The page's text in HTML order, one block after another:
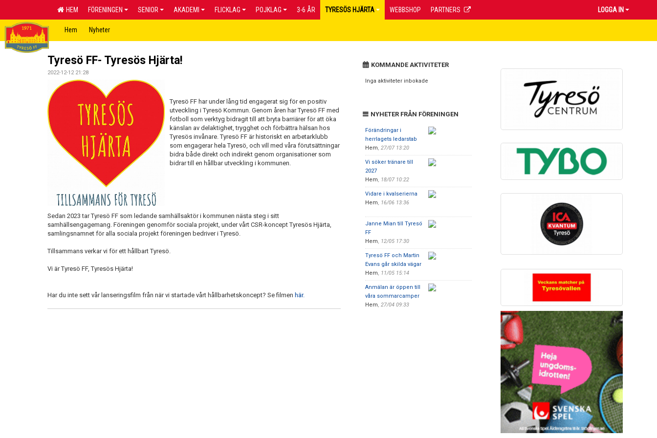
HEM FÖRENINGEN SENIOR AKADEMI FLICKLAG POJKLAG 3-6 ÅR TYRESÖS HJÄRTA WEBBSHOP PARTNERS LOGGA IN
Hem Nyheter
Tyresö FF- Tyresös Hjärta!
2022-12-12 21:28
Tyresö FF har under lång tid engagerat sig för en positiv
utveckling i Tyresö Kommun. Genom åren har Tyresö FF med
fotboll som verktyg bidragit till att bryta barriärer för att öka
känslan av delaktighet, trygghet och förbättra hälsan hos
Tyresös invånare. Tyresö FF är historiskt en arbetarklubb
som engagerar hela Tyresö, och vill med våra förutsättningar
bidra både direkt och indirekt genom organisationer som
bidrar till en hållbar utveckling i kommunen.
Sedan 2023 tar Tyresö FF som ledande samhällsaktör i kommunen nästa steg i sitt
samhällsengagemang. Föreningen genomför sociala projekt, under vårt CSR-koncept Tyresös Hjärta,
samlingsnamnet för alla sociala projekt föreningen bedriver i Tyresö.
Tillsammans verkar vi för ett hållbart Tyresö.
Vi är Tyresö FF, Tyresös Hjärta!
Har du inte sett vår lanseringsfilm från när vi startade vårt hållbarhetskoncept? Se filmen här.
KOMMANDE AKTIVITETER
Inga aktiviteter inbokade
NYHETER FRÅN FÖRENINGEN
Förändringar i
herrlagets ledarstab
Hem, 27/07 13:20
Vi söker tränare till
2027
Hem, 18/07 10:22
Vidare i kvalserierna
Hem, 16/06 13:36
Janne Mian till Tyresö
FF
Hem, 12/05 17:30
Tyresö FF och Martin
Evans går skilda vägar
Hem, 11/05 15:14
Anmälan är öppen till
våra sommarcamper
Hem, 27/04 09:33